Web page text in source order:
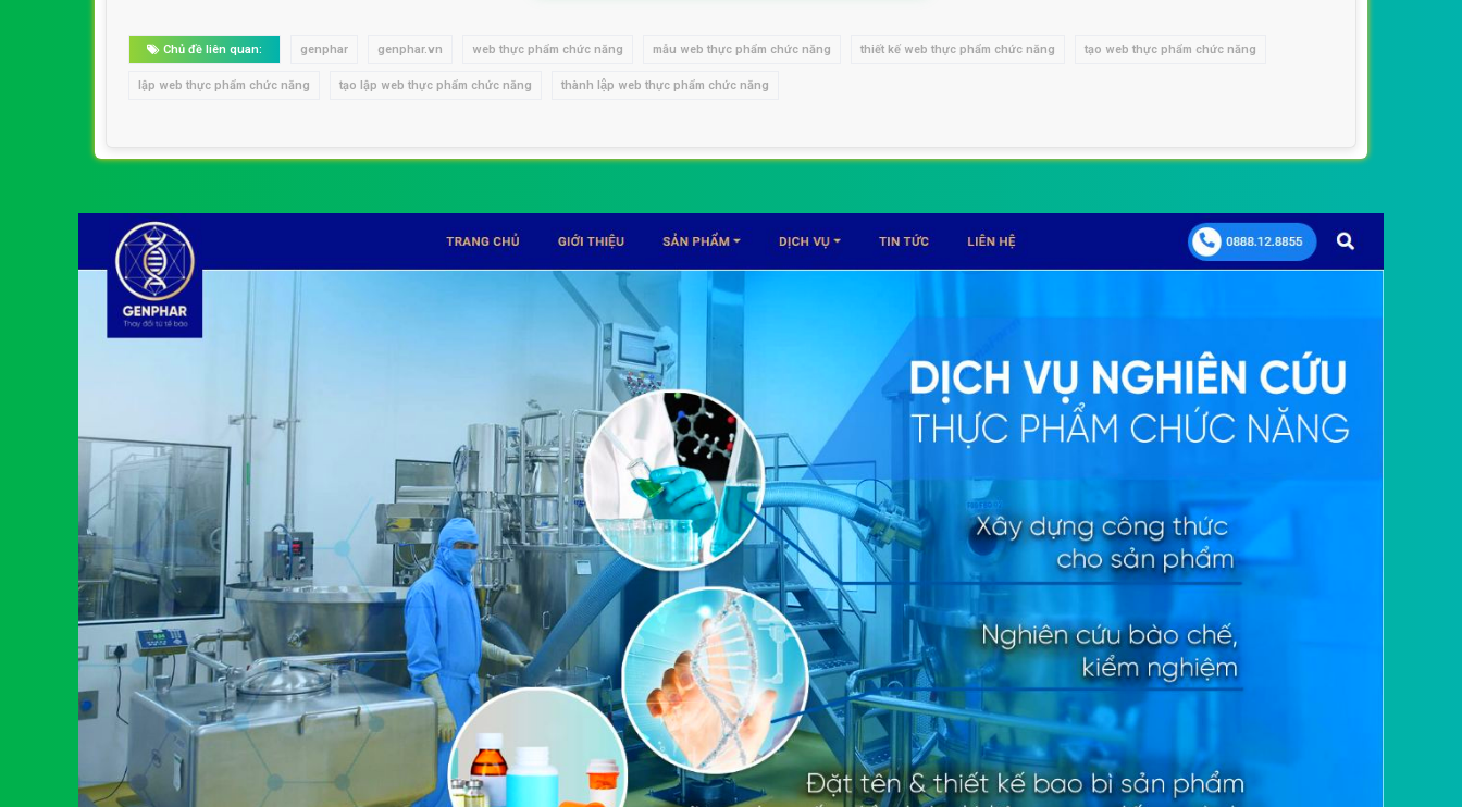
Chủ đề liên quan: genphar genphar.vn web thực phẩm chức năng mẫu web thực phẩm chức năng thiết kế web thực phẩm chức năng tạo web thực phẩm chức năng
lập web thực phẩm chức năng tạo lập web thực phẩm chức năng thành lập web thực phẩm chức năng